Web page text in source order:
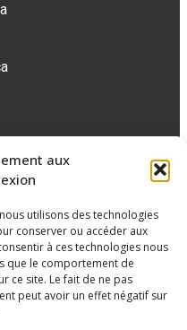
aux
utilisons des technologies
conserver ou accéder aux
à ces technologies nous
que le comportement de
ce site. Le fait de ne pas
peut avoir un effet négatif sur